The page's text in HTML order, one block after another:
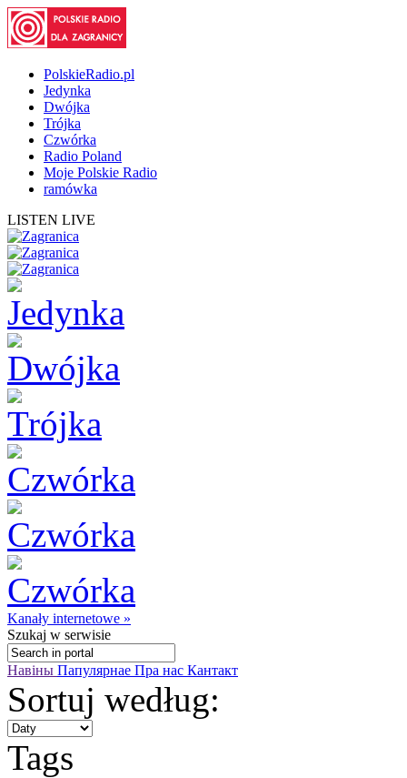
PolskieRadio.pl
Jedynka
Dwójka
Trójka
Czwórka
Radio Poland
Moje Polskie Radio
ramówka
LISTEN LIVE
Kanały internetowe »
Szukaj w serwisie
Навіны Папулярнае Пра нас Кантакт
Sortuj według:
Tags